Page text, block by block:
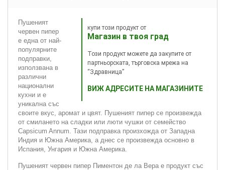
купи този продукт от
Магазин в твоя град
Този продукт можете да закупите от
партньорската, търговска мрежа на
“Здравница”
ВИЖ АДРЕСИТЕ НА МАГАЗИНИТЕ
Пушеният
червен пипер
е една от най-
популярните
подправки,
използвана в
различни
национални
кухни и е
уникална със
своите вкус, аромат и цвят. Пушеният пипер се произвежда
от смилането на сладки или люти чушки от семейство
Capsicum Annum. Тази подправка произхожда от Западна
Индия и Южна Америка, а днес се произвежда основно в
Испания, Унгария и Южна Америка.
Пушеният червен пипер Пиментон де ла Вера е продукт със